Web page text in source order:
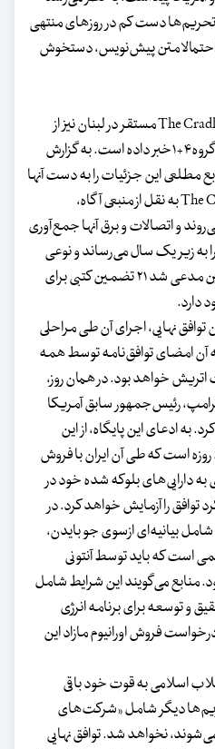
دست کم در روزهای منتهی
احتمالا متن پیش‌نویس، دستخوش
همزمان، پایگاه خبری مستقل The Cradle مستقر در لبنان نیز از
جزئیات جدیدی در توافق ایران و گروه۴+۱خبر داده است. به گزارش
مطلعی این جزئیات را به دست آنها
رسانده‌اند. براساس ادعای The Cradle به نقل از منبعی آگاه،
و اتصالات و برق آنها جمع‌آوری
به زیر یک سال می‌‌‌رساند و نوعی
تضمین است. این پایگاه همچنین مدعی شد ۲۱ تضمین کتبی برای
دارد.
نهایی، اجرای آن طی مراحلی
آن امضای توافق‌نامه توسط همه
اتریش خواهد بود. در همان روز،
رئیس‌جمهور سابق آمریکا
به ادعای این پایگاه، از این
مرحله به بعد در توافق فرصتی ۶۰ روزه است که طی آن ایران با فروش
دارایی‌‌‌های بلوکه شده خود در
را آزمایش خواهد کرد. در
بیانیه‌‌‌ای ازسوی جو بایدن،
است که باید توسط آنتونی
منابع می‌‌‌گویند این شرایط شامل
و توسعه برای برنامه انرژی
مدت ۱۰ سال و درخواست فروش اورانیوم مازاد این
اسلامی به قوت خود باقی
دیگر شامل «شرکت‌های
نخواهد شد. توافق نهایی